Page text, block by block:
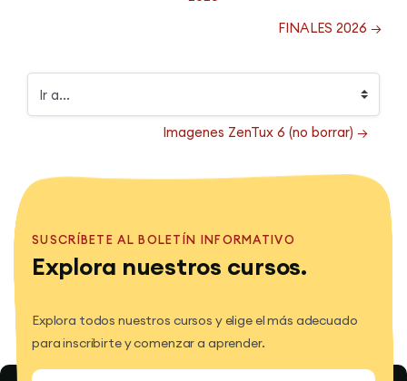
FINALES 2026 →
Ir a...
Imagenes ZenTux 6 (no borrar) →
Bloques
SUSCRÍBETE AL BOLETÍN INFORMATIVO
Explora nuestros cursos.
Explora todos nuestros cursos y elige el más adecuado
para inscribirte y comenzar a aprender.